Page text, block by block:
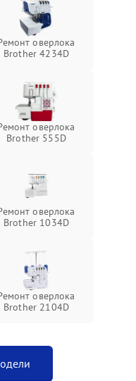
оверлока
Brother 4234D
оверлока
Brother 555D
оверлока
Brother 1034D
оверлока
Brother 2104D